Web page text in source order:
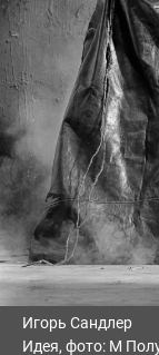
Игорь Сандлер
Идея, фото: М